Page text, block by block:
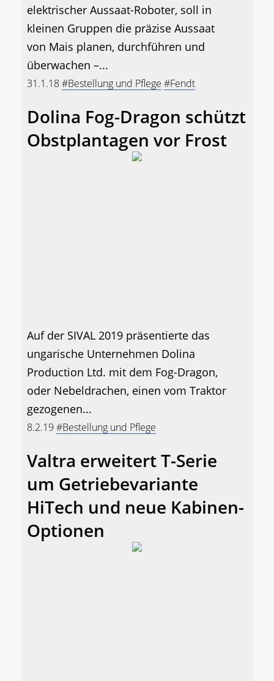
elektrischer Aussaat-Roboter, soll in
kleinen Gruppen die präzise Aussaat
von Mais planen, durchführen und
überwachen –...
31.1.18#Bestellung und Pflege #Fendt
Dolina Fog-Dragon schützt
Obstplantagen vor Frost
Auf der SIVAL 2019 präsentierte das
ungarische Unternehmen Dolina
Production Ltd. mit dem Fog-Dragon,
oder Nebeldrachen, einen vom Traktor
gezogenen...
8.2.19 #Bestellung und Pflege
Valtra erweitert T-Serie
um Getriebevariante
HiTech und neue Kabinen-
Optionen